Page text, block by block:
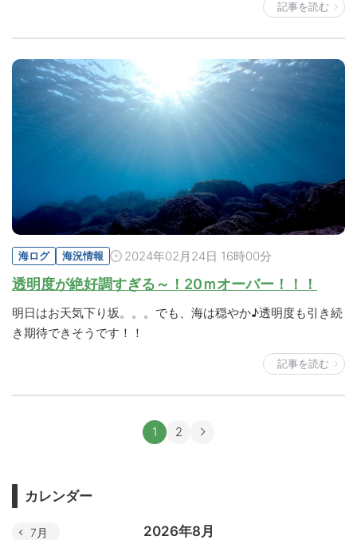
記事を読む
海ログ 海況情報 2024年02月24日 16時00分
透明度が絶好調すぎる～！20ｍオーバー！！！
明日はお天気下り坂。。。でも、海は穏やか♪透明度も引き続
き期待できそうです！！
記事を読む
1 2
カレンダー
2026年8月
7月